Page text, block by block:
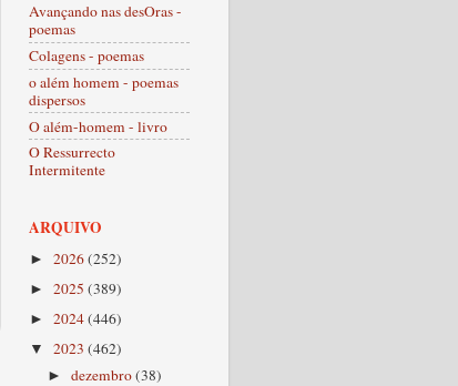
Avançando nas desOras -
poemas
Colagens - poemas
o além homem - poemas
dispersos
O além-homem - livro
O Ressurrecto
Intermitente
ARQUIVO
► 2026(252)
► 2025 (389)
► 2024(446)
▼ 2023 (462)
►dezembro(38)